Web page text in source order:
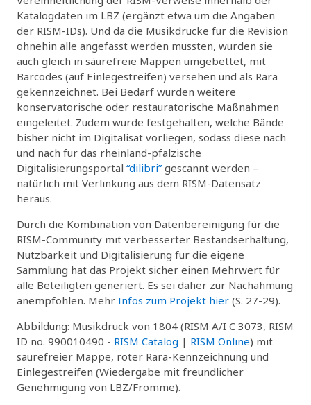
Katalogdaten im LBZ (ergänzt etwa um die Angaben
der RISM-IDs). Und da die Musikdrucke für die Revision
ohnehin alle angefasst werden mussten, wurden sie
auch gleich in säurefreie Mappen umgebettet, mit
Barcodes (auf Einlegestreifen) versehen und als Rara
gekennzeichnet. Bei Bedarf wurden weitere
konservatorische oder restauratorische Maßnahmen
eingeleitet. Zudem wurde festgehalten, welche Bände
bisher nicht im Digitalisat vorliegen, sodass diese nach
und nach für das rheinland-pfälzische
Digitalisierungsportal “dilibri” gescannt werden –
natürlich mit Verlinkung aus dem RISM-Datensatz
heraus.
Durch die Kombination von Datenbereinigung für die
RISM-Community mit verbesserter Bestandserhaltung,
Nutzbarkeit und Digitalisierung für die eigene
Sammlung hat das Projekt sicher einen Mehrwert für
alle Beteiligten generiert. Es sei daher zur Nachahmung
anempfohlen. Mehr Infos zum Projekt hier (S. 27-29).
Abbildung: Musikdruck von 1804 (RISM A/I C 3073, RISM
ID no. 990010490 - RISM Catalog | RISM Online) mit
säurefreier Mappe, roter Rara-Kennzeichnung und
Einlegestreifen (Wiedergabe mit freundlicher
Genehmigung von LBZ/Fromme).